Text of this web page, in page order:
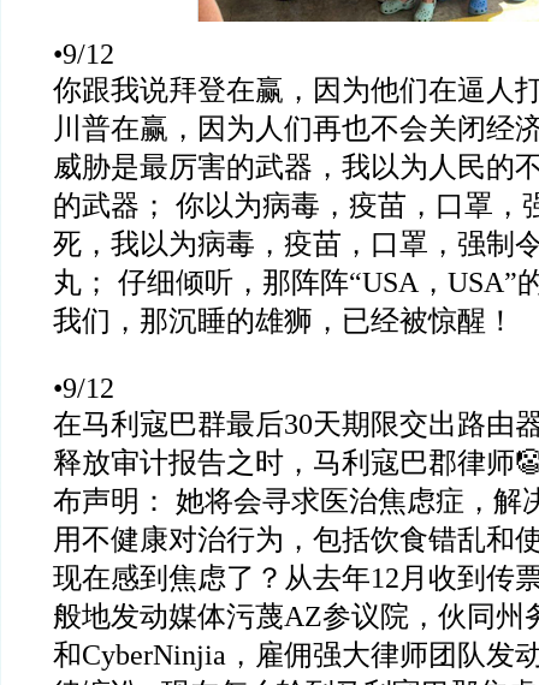
•9/12
你跟我说拜登在赢，因为他们在逼人
川普在赢，因为人们再也不会关闭经
威胁是最厉害的武器，我以为人民的
的武器；
你以为病毒，疫苗，口罩，
死，我以为病毒，疫苗，口罩，强制
丸；
仔细倾听，那阵阵“USA ， USA”
我们，那沉睡的雄狮，已经被惊醒！
•9/12
在马利寇巴群最后30天期限交出路由
释放审计报告之时，马利寇巴郡律师
布声明：
她将会寻求医治焦虑症，解
用不健康对治行为，包括饮食错乱和
现在感到焦虑了？从去年12 月收到传
般地发动媒体污蔑AZ参议院，伙同州
和CyberNinjia ，雇佣强大律师团队发